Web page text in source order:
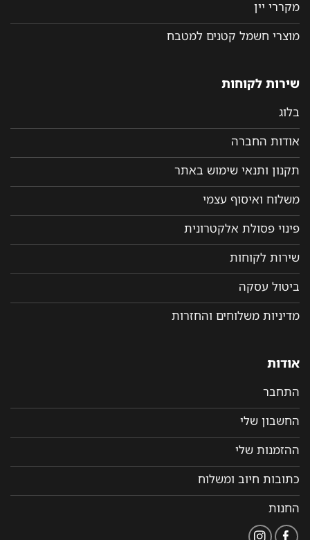
מקררי יין
מוצרי חשמל קטנים למטבח
שירות לקוחות
בלוג
אודות החברה
תקנון ותנאי שימוש באתר
משלוח ואיסוף עצמי
פינוי פסולת אלקטרונית
שירות לקוחות
ביטול עסקה
מדיניות משלוחים והחזרות
אודות
התחבר
החשבון שלי
ההזמנות שלי
כתובות חיוב ומשלוח
החנות